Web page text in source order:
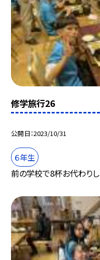
修学旅行26
公開日 2023/10/31
６年生
前の学校で8杯お代わりし